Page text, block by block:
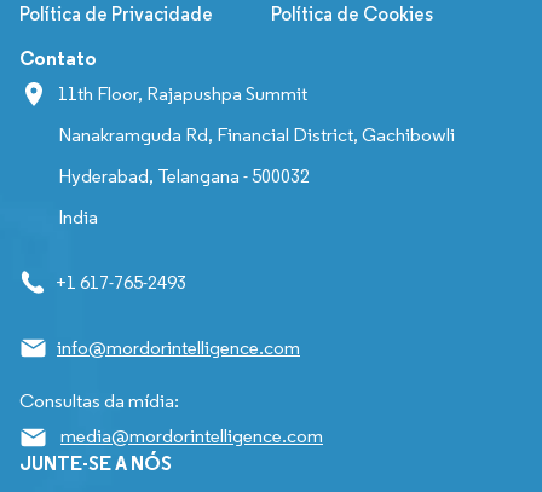
Política de Privacidade Política de Cookies
Contato
11th Floor, Rajapushpa Summit
Nanakramguda Rd, Financial District, Gachibowli
Hyderabad, Telangana - 500032
India
+1 617-765-2493
info@mordorintelligence.com
Consultas da mídia:
media@mordorintelligence.com
JUNTE-SE A NÓS